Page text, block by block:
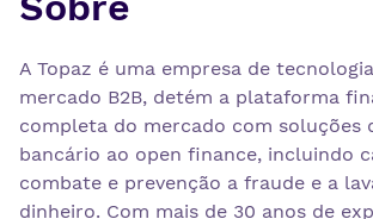
A Topaz é uma empresa de
mercado B2B, detém a plataforma
completa do mercado com soluções
bancário ao open finance, incluindo
combate e prevenção a fraude e a
dinheiro. Com mais de 30 anos de